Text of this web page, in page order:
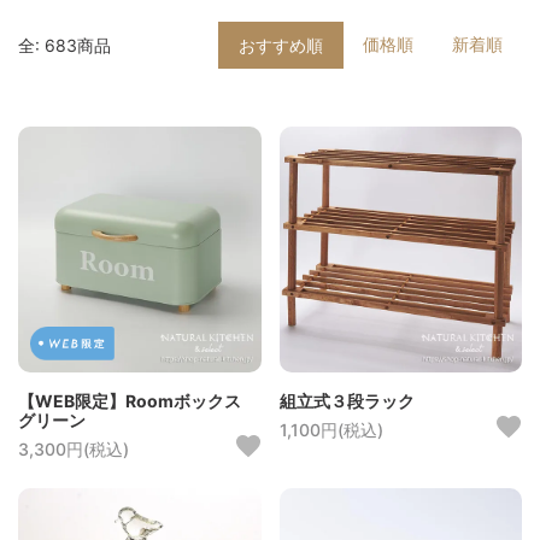
全: 683商品 おすすめ順 価格順 新着順
【WEB限定】Roomボックス
グリーン
3,300円(税込)
組立式３段ラック
1,100円(税込)